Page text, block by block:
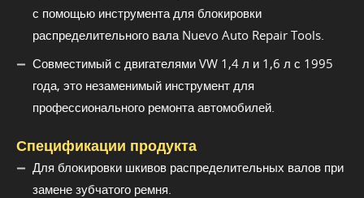
с помощью инструмента для блокировки
распределительного вала Nuevo Auto Repair Tools.
Совместимый с двигателями VW 1,4 л и 1,6 л с 1995
года, это незаменимый инструмент для
профессионального ремонта автомобилей.
Спецификации продукта
Для блокировки шкивов распределительных валов при
замене зубчатого ремня.